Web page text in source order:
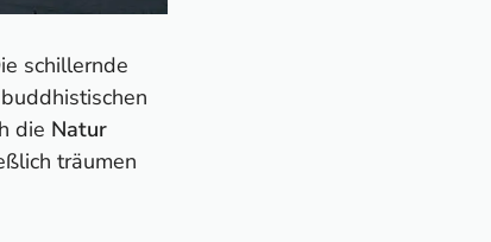
schillernde
die Natur
träumen